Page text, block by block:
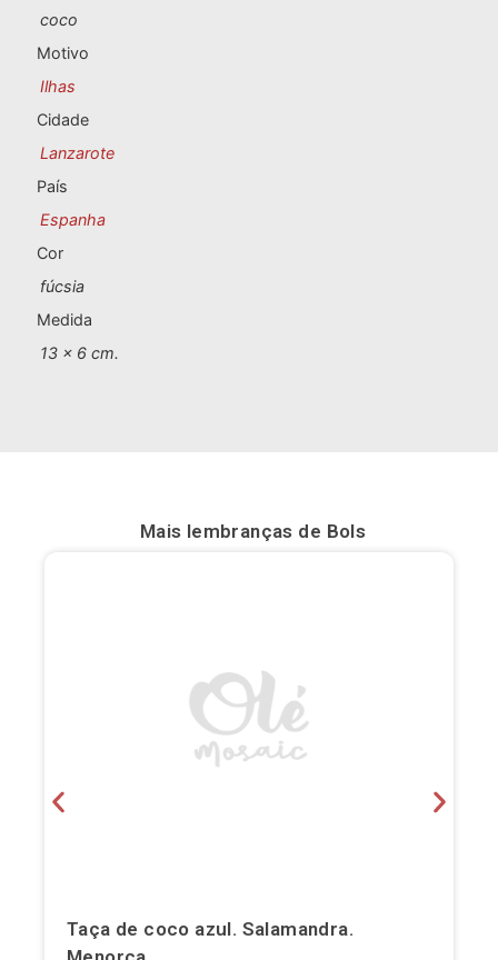
Albacete
Ávila
Badajoz
Castellón de la Plana
Gijón
coco
Motivo
Ilhas
Cidade
Lanzarote
País
Espanha
Cor
fúcsia
Medida
13 x 6 cm.
Mais lembranças de Bols
Taça de coco azul. Salamandra.